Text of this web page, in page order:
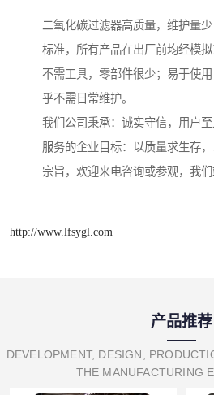
二氧化碳过滤器高质量，维护量
标准，所有产品在出厂前均经模拟
不需工具，零部件很少；易于使
乎不需日常维护。
我们公司秉承：诚实守信，用户
服务的企业目标：以质量求生存
宗旨，欢迎来电咨询或参观，我们
http://www.lfsygl.com
产品推荐
DEVELOPMENT, DESIGN,
THE MANUFACTURING